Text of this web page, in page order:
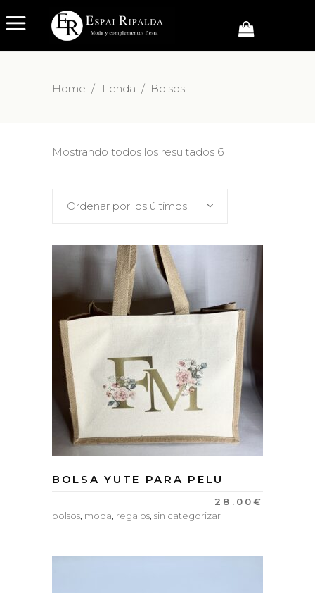
Home / Tienda / Bolsos
Mostrando todos los resultados 6
Ordenar por los últimos
BOLSA YUTE PARA PELU
28.00€
bolsos, moda, regalos, sin categorizar